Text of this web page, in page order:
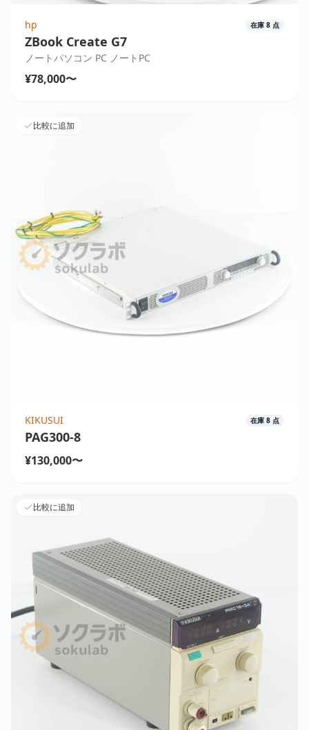
hp 在庫 8 点
ZBook Create G7
ノートパソコン PC ノートPC
¥78,000〜
比較に追加
KIKUSUI 在庫 8 点
PAG300-8
¥130,000〜
比較に追加